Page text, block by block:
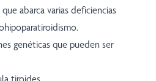
abarca varias deficiencias
genéticas que pueden ser